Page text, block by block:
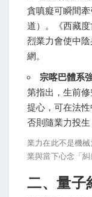
貪嗔癡可瞬間
道）。《西藏
烈業力會使中
網。
宗喀巴體系
第指出，生前
提心，可在法
否則隨業力投生
業力在此不是機
業與當下心念「糾
二、量子